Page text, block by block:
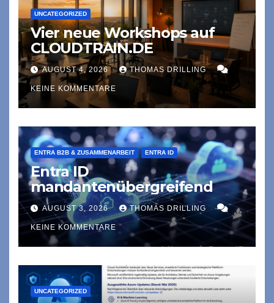
UNCATEGORIZED
Vier neue Workshops auf
CLOUDTRAIN.DE
AUGUST 4, 2026 THOMAS DRILLING
KEINE KOMMENTARE
ENTRA B2B & ZUSAMMENARBEIT ENTRA ID
Entra ID
mandantenübergreifend
AUGUST 3, 2026 THOMAS DRILLING
KEINE KOMMENTARE
UNCATEGORIZED